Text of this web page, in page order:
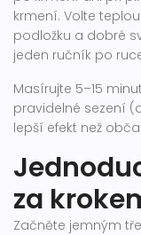
krmení. Volte
podložku a dobré
jeden ručník po
Masírujte 5–15
pravidelné sezení
lepší efekt než
za
Začněte jemným